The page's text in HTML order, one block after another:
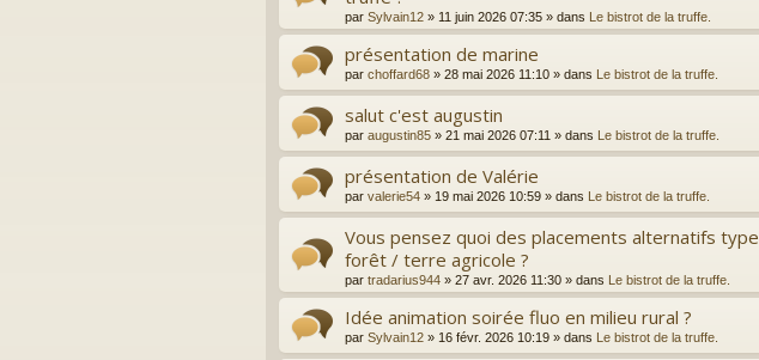
par Sylvain12 » 11 juin 2026 07:35 » dans Le bistrot de la truffe.
présentation de marine
par choffard68 » 28 mai 2026 11:10 » dans Le bistrot de la truffe.
salut c'est augustin
par augustin85 » 21 mai 2026 07:11 » dans Le bistrot de la truffe.
présentation de Valérie
par valerie54 » 19 mai 2026 10:59 » dans Le bistrot de la truffe.
Vous pensez quoi des placements alternatifs type
forêt / terre agricole ?
par tradarius944 » 27 avr. 2026 11:30 » dans Le bistrot de la truffe.
Idée animation soirée fluo en milieu rural ?
par Sylvain12 » 16 févr. 2026 10:19 » dans Le bistrot de la truffe.